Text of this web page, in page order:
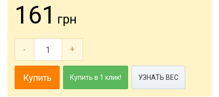
161 грн
- +
Купить Купить в 1 клик! УЗНАТЬ ВЕС